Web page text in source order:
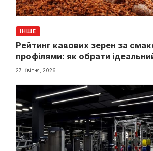
ІНШЕ
Рейтинг кавових зерен за
профілями: як обрати
27 Квітня, 2026